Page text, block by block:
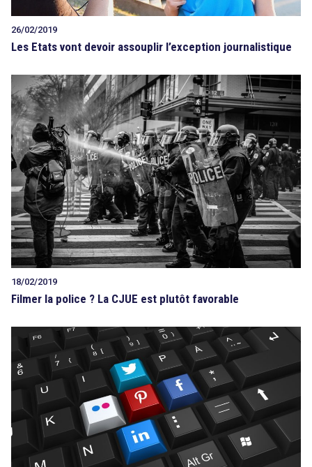
26/02/2019
Les Etats vont devoir assouplir l’exception journalistique
18/02/2019
Filmer la police ? La CJUE est plutôt favorable